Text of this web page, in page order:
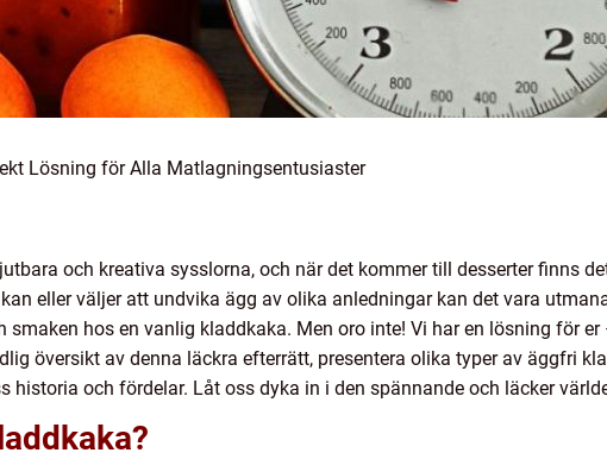
Lösning för Alla Matlagningsentusiaster
och kreativa sysslorna, och när det kommer till desserter finns
eller väljer att undvika ägg av olika anledningar kan det vara
smaken hos en vanlig kladdkaka. Men oro inte! Vi har en lösning för
översikt av denna läckra efterrätt, presentera olika typer av äggfri
historia och fördelar. Låt oss dyka in i den spännande och läcker